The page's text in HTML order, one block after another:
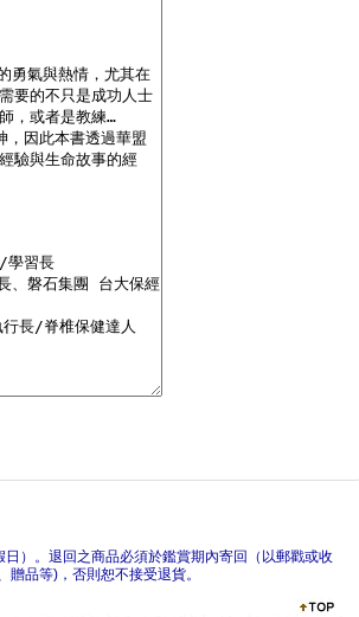
）。退回之商品必須於鑑賞期內寄回（以郵戳或收
品等)，否則恕不接受退貨。